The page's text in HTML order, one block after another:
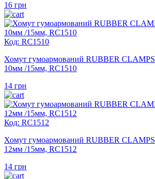
16 грн
Код: RC1510
Хомут гумоармований RUBBER CLAMPS
10мм /15мм, RC1510
14 грн
Код: RC1512
Хомут гумоармований RUBBER CLAMPS
12мм /15мм, RC1512
14 грн